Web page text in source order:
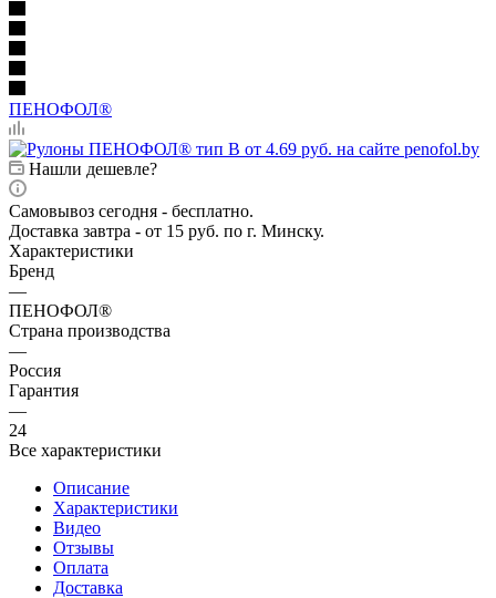
ПЕНОФОЛ®
Нашли дешевле?
Самовывоз сегодня - бесплатно.
Доставка завтра - от 15 руб. по г. Минску.
Характеристики
Бренд
—
ПЕНОФОЛ®
Страна производства
—
Россия
Гарантия
—
24
Все характеристики
Описание
Характеристики
Видео
Отзывы
Оплата
Доставка